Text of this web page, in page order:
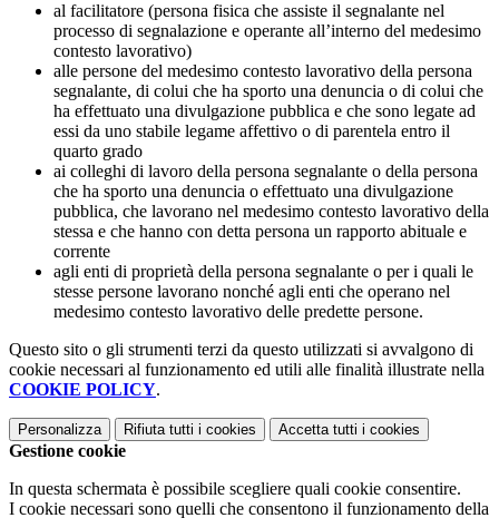
al facilitatore (persona fisica che assiste il segnalante nel
processo di segnalazione e operante all’interno del medesimo
contesto lavorativo)
alle persone del medesimo contesto lavorativo della persona
segnalante, di colui che ha sporto una denuncia o di colui che
ha effettuato una divulgazione pubblica e che sono legate ad
essi da uno stabile legame affettivo o di parentela entro il
quarto grado
ai colleghi di lavoro della persona segnalante o della persona
che ha sporto una denuncia o effettuato una divulgazione
pubblica, che lavorano nel medesimo contesto lavorativo della
stessa e che hanno con detta persona un rapporto abituale e
corrente
agli enti di proprietà della persona segnalante o per i quali le
stesse persone lavorano nonché agli enti che operano nel
medesimo contesto lavorativo delle predette persone.
Questo sito o gli strumenti terzi da questo utilizzati si avvalgono di
cookie necessari al funzionamento ed utili alle finalità illustrate nella
COOKIE POLICY.
Personalizza Rifiuta tutti i cookies Accetta tutti i cookies
Gestione cookie
In questa schermata è possibile scegliere quali cookie consentire.
I cookie necessari sono quelli che consentono il funzionamento della